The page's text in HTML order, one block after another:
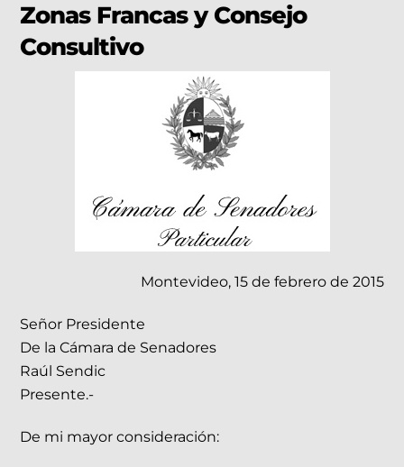
Zonas Francas y Consejo
Consultivo
Montevideo, 15 de febrero de 2015
Señor Presidente
De la Cámara de Senadores
Raúl Sendic
Presente.-
De mi mayor consideración: